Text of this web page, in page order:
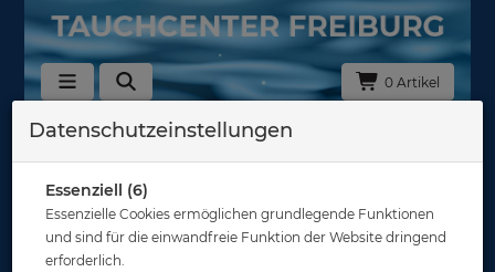
0 Artikel
Schnorchelhalter & Mundstücke
Hersteller
Auswahl löschen
Datenschutzeinstellungen
Essenziell (6)
Essenzielle Cookies ermöglichen grundlegende Funktionen
und sind für die einwandfreie Funktion der Website dringend
erforderlich.